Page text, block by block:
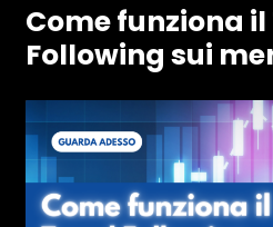
Come funziona il
Following sui